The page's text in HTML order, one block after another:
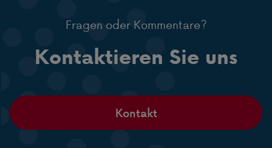
Fragen oder Kommentare?
Kontaktieren Sie uns
Kontakt